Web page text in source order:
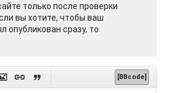
только после проверки
вы хотите, чтобы ваш
опубликован сразу, то
  [BBcode]